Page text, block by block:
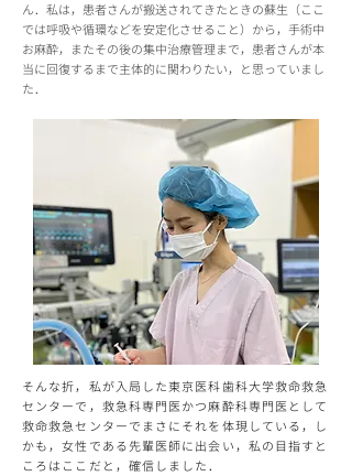
ん．私は，患者さんが搬送されてきたときの蘇生（ここ
では呼吸や循環などを安定化させること）から，手術中
お麻酔，またその後の集中治療管理まで，患者さんが本
当に回復するまで主体的に関わりたい，と思っていまし
た．
そんな折，私が入局した東京医科歯科大学救命救急
センターで，救急科専門医かつ麻酔科専門医として
救命救急センターでまさにそれを体現している，し
かも，女性である先輩医師に出会い，私の目指すと
ころはここだと，確信しました．